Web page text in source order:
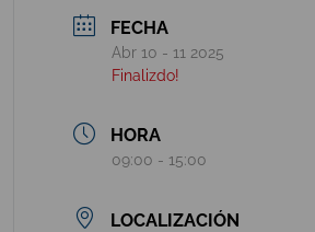
FECHA
Abr 10 - 11 2025
Finalizdo!
HORA
09:00 - 15:00
LOCALIZACIÓN